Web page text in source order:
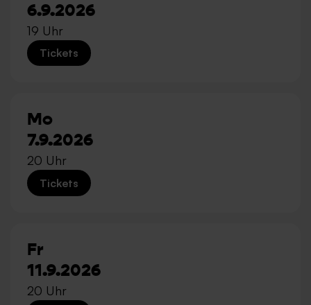
6.9.2026
19 Uhr
Tickets
Mo
7.9.2026
20 Uhr
Tickets
Fr
11.9.2026
20 Uhr